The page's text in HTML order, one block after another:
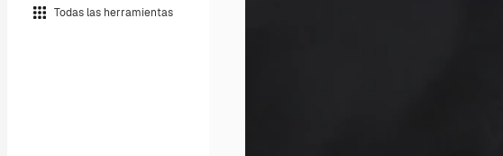
Todas las herramientas